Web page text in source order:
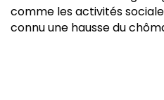
comme les activités
connu une hausse du